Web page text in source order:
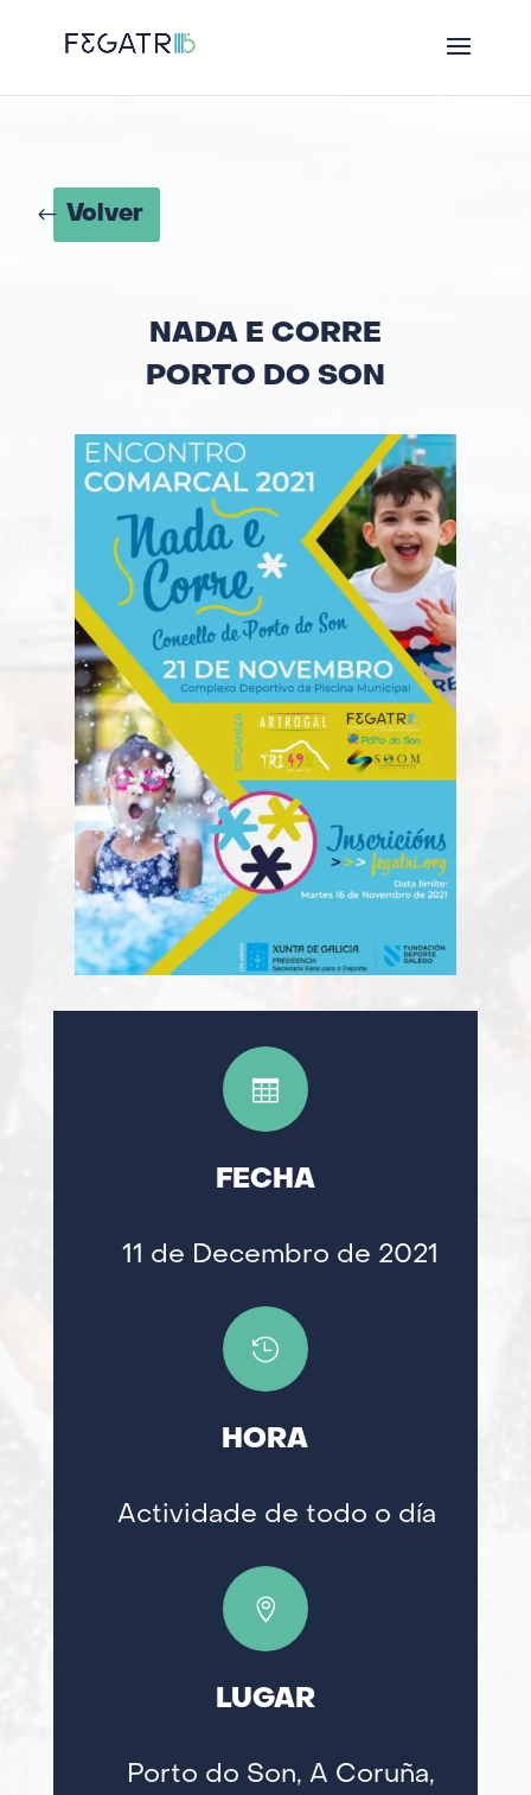
Volver
NADA E CORRE
PORTO DO SON

FECHA
11 de Decembro de 2021

HORA
Actividade de todo o día

LUGAR
Porto do Son, A Coruña,